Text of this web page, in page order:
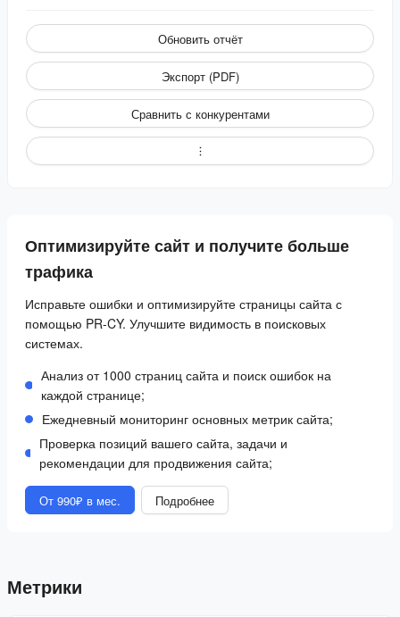
Обновить отчёт
Экспорт (PDF)
Сравнить с конкурентами
Оптимизируйте сайт и получите больше
трафика
Исправьте ошибки и оптимизируйте страницы сайта с
помощью PR-CY. Улучшите видимость в поисковых
системах.
Анализ от 1000 страниц сайта и поиск ошибок на
каждой странице;
Ежедневный мониторинг основных метрик сайта;
Проверка позиций вашего сайта, задачи и
рекомендации для продвижения сайта;
От 990₽ в мес. Подробнее
Метрики